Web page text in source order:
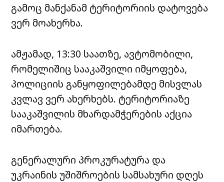
გამოც მანქანამ ტერიტორიის დატოვება
ვერ მოახერხა.
ამჟამად, 13:30 საათზე, ავტომობილი,
რომელიშიც სააკაშვილი იმყოფება,
პოლიციის განყოფილებამდე მისვლას
კვლავ ვერ ახერხებს. ტერიტორიაზე
სააკაშვილის მხარდამჭერების აქცია
იმართება.
გენერალური პროკურატურა და
უკრაინის უშიშროების სამსახური დღეს